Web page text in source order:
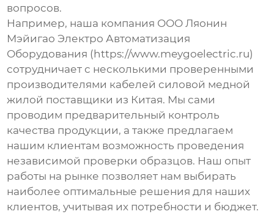
вопросов.
Например, наша компания ООО Ляонин
Мэйигао Электро Автоматизация
Оборудования (https://www.meygoelectric.ru)
сотрудничает с несколькими проверенными
производителями кабелей силовой медной
жилой поставщики из Китая. Мы сами
проводим предварительный контроль
качества продукции, а также предлагаем
нашим клиентам возможность проведения
независимой проверки образцов. Наш опыт
работы на рынке позволяет нам выбирать
наиболее оптимальные решения для наших
клиентов, учитывая их потребности и бюджет.